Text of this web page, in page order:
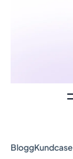
BloggKundcase